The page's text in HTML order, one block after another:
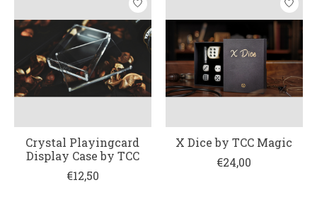
Crystal Playingcard
Display Case by TCC
€12,50
X Dice by TCC Magic
€24,00